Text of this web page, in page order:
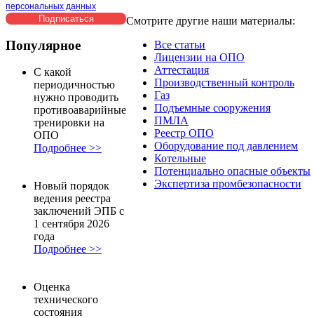
персональных данных
Популярное
С какой
периодичностью
нужно проводить
противоаварийные
тренировки на
ОПО
Подробнее >>
Новый порядок
ведения реестра
заключений ЭПБ с
1 сентября 2026
года
Подробнее >>
Оценка
технического
состояния
Смотрите другие наши материалы:
Все статьи
Лицензии на ОПО
Аттестация
Производственный контроль
Газ
Подъемные сооружения
ПМЛА
Реестр ОПО
Оборудование под давлением
Котельные
Потенциально опасные объекты
Экспертиза промбезопасности